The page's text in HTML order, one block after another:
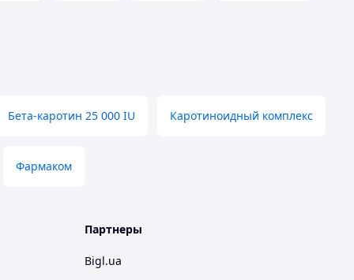
Бета-каротин 25 000 IU Каротиноидный комплекс
Фармаком
Партнеры
Bigl.ua